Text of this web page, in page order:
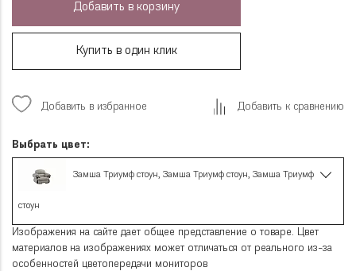
Добавить в корзину
Купить в один клик
Добавить в избранное Добавить к сравнению
Выбрать цвет:
Замша Триумф стоун, Замша Триумф стоун, Замша Триумф
стоун
Изображения на сайте дает общее представление о товаре. Цвет
материалов на изображениях может отличаться от реального из-за
особенностей цветопередачи мониторов